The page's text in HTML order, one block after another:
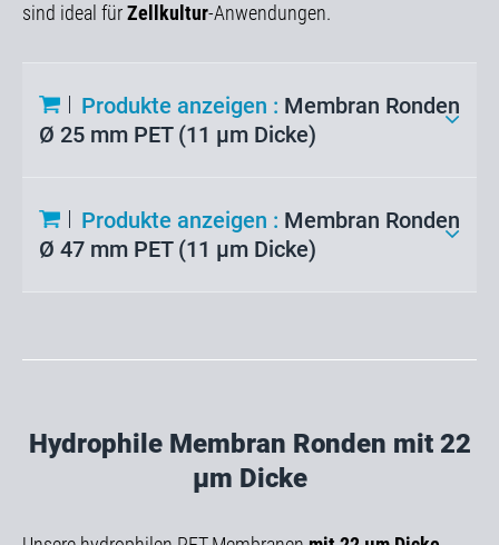
sind ideal fürZellkultur-Anwendungen.
Produkte anzeigen : Membran Ronden
Ø 25 mm PET (11 µm Dicke)
Produkte anzeigen : Membran Ronden
Ø 47 mm PET (11 µm Dicke)
Hydrophile Membran Ronden mit 22
µm Dicke